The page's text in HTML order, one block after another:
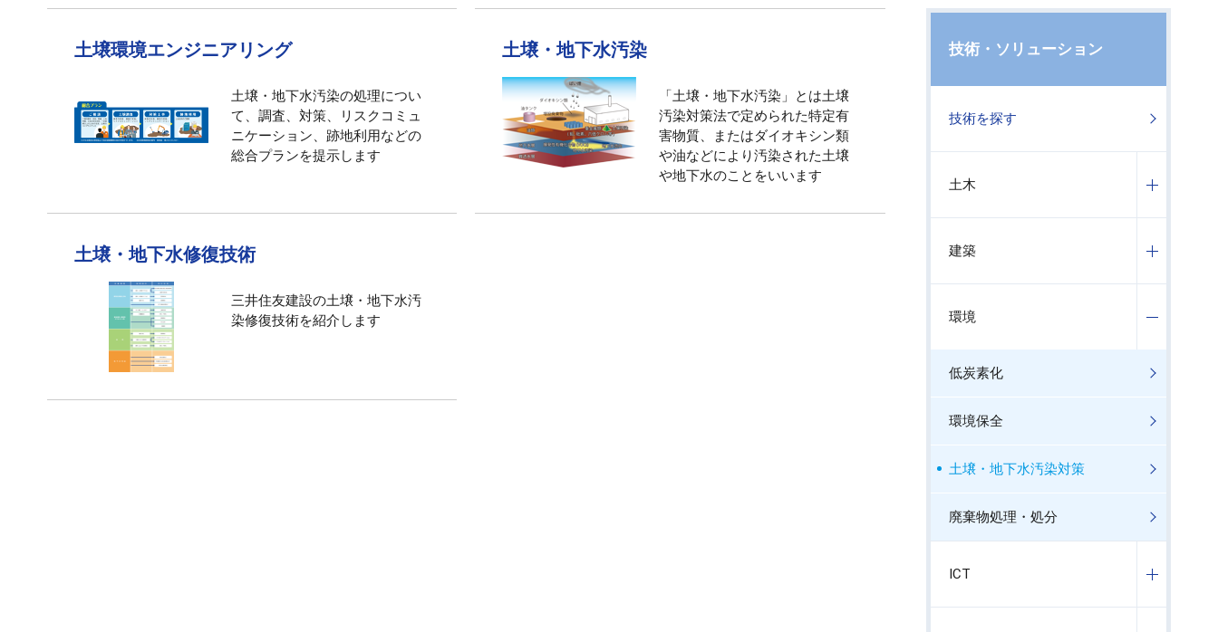
土壌環境エンジニアリング
土壌・地下水汚染の処理につい
て、調査、対策、リスクコミュ
ニケーション、跡地利用などの
総合プランを提示します
土壌・地下水汚染
「土壌・地下水汚染」とは土壌
汚染対策法で定められた特定有
害物質、またはダイオキシン類
や油などにより汚染された土壌
や地下水のことをいいます
土壌・地下水修復技術
三井住友建設の土壌・地下水汚
染修復技術を紹介します
技術・ソリューション
技術を探す
土木
建築
環境
低炭素化
環境保全
土壌・地下水汚染対策
廃棄物処理・処分
ICT